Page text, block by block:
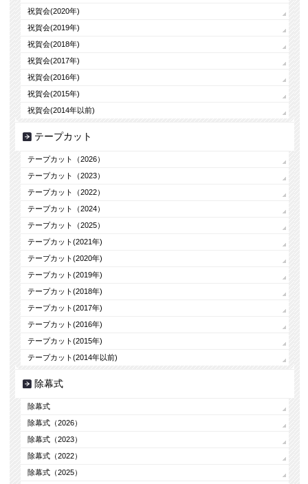
祝賀会(2020年)
祝賀会(2019年)
祝賀会(2018年)
祝賀会(2017年)
祝賀会(2016年)
祝賀会(2015年)
祝賀会(2014年以前)
テープカット
テープカット（2026）
テープカット（2023）
テープカット（2022）
テープカット（2024）
テープカット（2025）
テープカット(2021年)
テープカット(2020年)
テープカット(2019年)
テープカット(2018年)
テープカット(2017年)
テープカット(2016年)
テープカット(2015年)
テープカット(2014年以前)
除幕式
除幕式
除幕式（2026）
除幕式（2023）
除幕式（2022）
除幕式（2025）